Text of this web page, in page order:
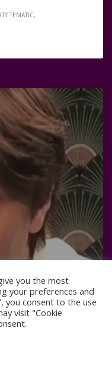
TEMATIC
you the most
your preferences and
you consent to the use
visit "Cookie